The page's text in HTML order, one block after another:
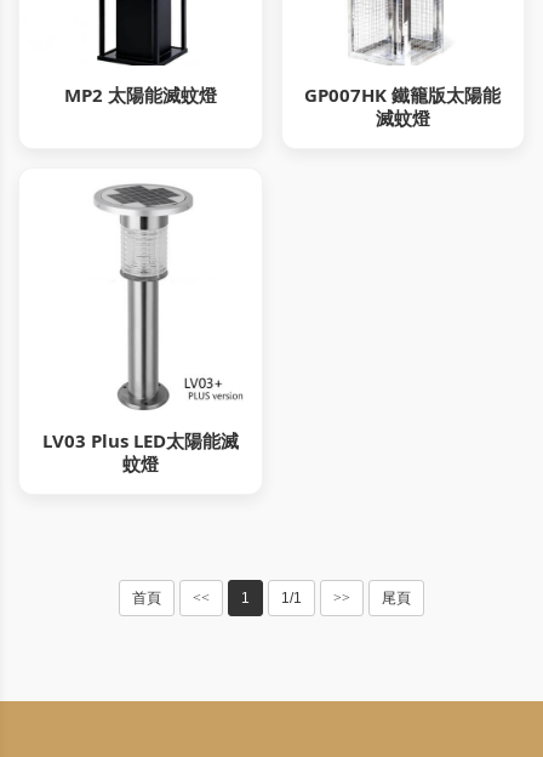
MP2 太陽能滅蚊燈
GP007HK 鐵籠版太陽能
滅蚊燈
LV03 Plus LED太陽能滅
蚊燈
首頁 << 1 1/1 >> 尾頁